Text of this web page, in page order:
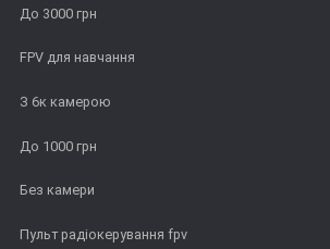
До 3000 грн
FPV для навчання
З 6к камерою
До 1000 грн
Без камери
Пульт радіокерування fpv